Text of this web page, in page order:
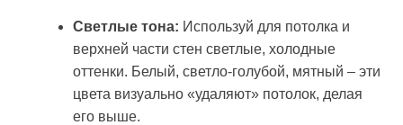
Светлые тона: Используй для потолка и
верхней части стен светлые, холодные
оттенки. Белый, светло-голубой, мятный – эти
цвета визуально «удаляют» потолок, делая
его выше.